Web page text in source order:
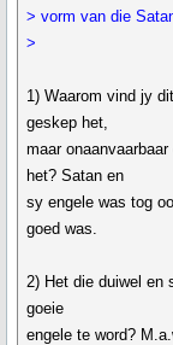
> vorm van die
>
1) Waarom vind jy
geskep het,
maar
het? Satan en
sy engele was tog
goed was.
2) Het die duiwel en
goeie
engele te word?